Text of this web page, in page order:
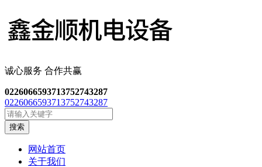
诚心服务 合作共赢
0226066593713752743287
0226066593713752743287
搜索
网站首页
关于我们